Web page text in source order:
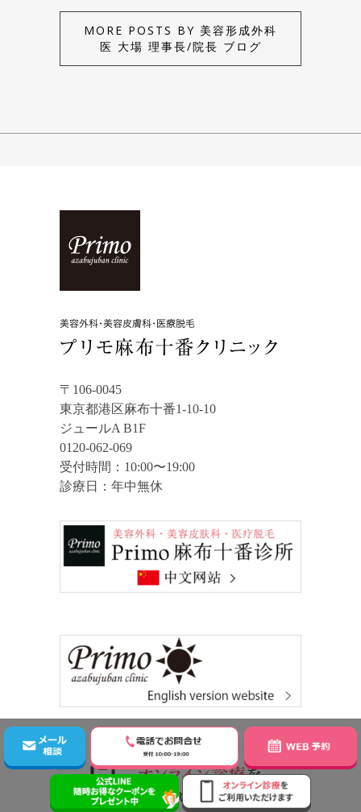
MORE POSTS BY 美容形成外科
医 大場 理事長/院長 ブログ
〒106-0045
東京都港区麻布十番1-10-10
ジュールA B1F
0120-062-069
受付時間：10:00〜19:00
診療日：年中無休